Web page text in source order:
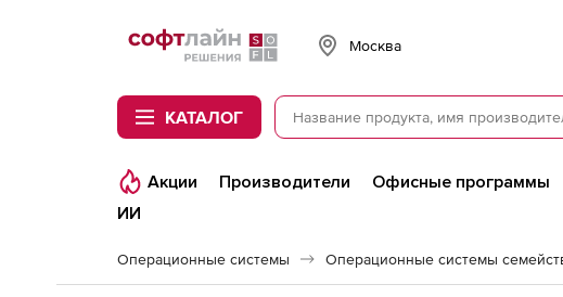
Softline
Москва
КАТАЛОГ
Акции Производители Офисные программы
ИИ
Операционные системы Операционные системы